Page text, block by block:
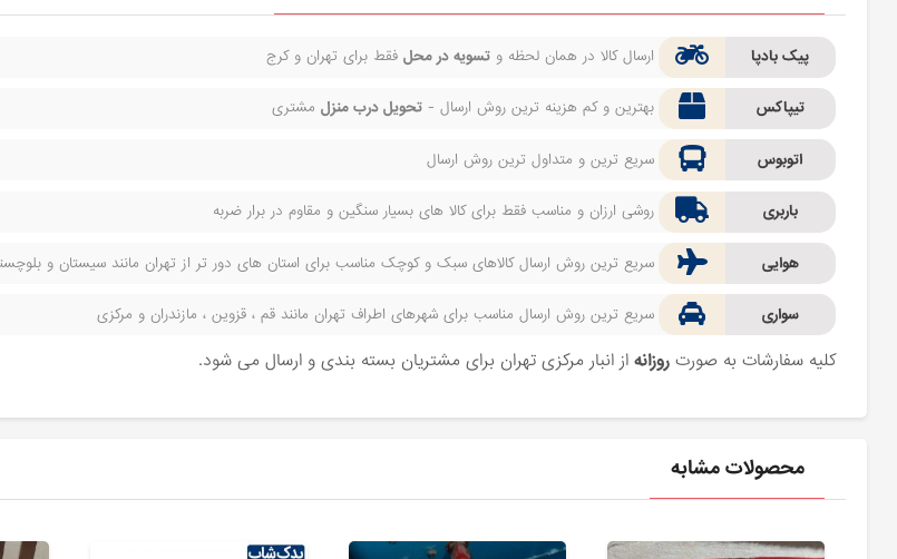
پیک بادپا ارسال کالا در همان لحظه وتسویه در محل فقط برای تهران و کرج
تیپاکس بهترین و کم هزینه ترین روش ارسال -تحویل درب منزل مشتری
اتوبوس سریع ترین و متداول ترین روش ارسال
باربری روشی ارزان و مناسب فقط برای کالا های بسیار سنگین و مقاوم در برار ضربه
هوایی سریع ترین روش ارسال کالاهای سبک و کوچک مناسب برای استان های دور تر از تهران مانند سیستان و
سواری سریع ترین روش ارسال مناسب برای شهرهای اطراف تهران مانند قم ، قزوین ، مازندران و مرکزی
کلیه سفارشات به صورتروزانه از انبار مرکزی تهران برای مشتریان بسته بندی و ارسال می شود.
محصولات مشابه